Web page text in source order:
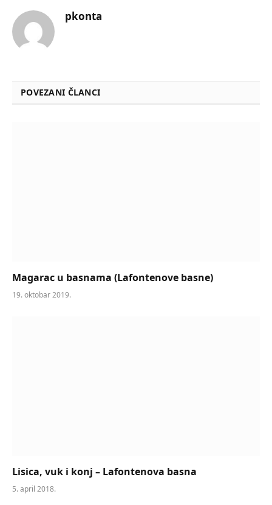
pkonta
POVEZANI ČLANCI
Magarac u basnama (Lafontenove basne)
19. oktobar 2019.
Lisica, vuk i konj – Lafontenova basna
5. april 2018.